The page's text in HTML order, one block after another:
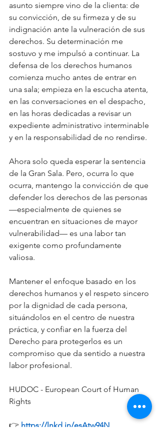
asunto siempre vino de la clienta: de
su convicción, de su firmeza y de su
indignación ante la vulneración de sus
derechos. Su determinación me
sostuvo y me impulsó a continuar. La
defensa de los derechos humanos
comienza mucho antes de entrar en
una sala; empieza en la escucha atenta,
en las conversaciones en el despacho,
en las horas dedicadas a revisar un
expediente administrativo interminable
y en la responsabilidad de no rendirse.
Ahora solo queda esperar la sentencia
de la Gran Sala. Pero, ocurra lo que
ocurra, mantengo la convicción de que
defender los derechos de las personas
—especialmente de quienes se
encuentran en situaciones de mayor
vulnerabilidad— es una labor tan
exigente como profundamente
valiosa.
Mantener el enfoque basado en los
derechos humanos y el respeto sincero
por la dignidad de cada persona,
situándolos en el centro de nuestra
práctica, y confiar en la fuerza del
Derecho para protegerlos es un
compromiso que da sentido a nuestra
labor profesional.
HUDOC - European Court of Human
Rights
👉 https://lnkd.in/esAtw94N